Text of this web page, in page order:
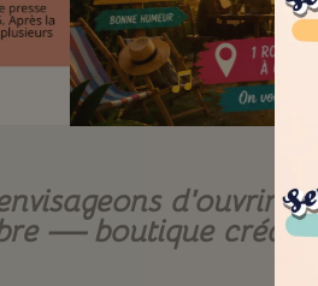
d’ouvrir
— boutique